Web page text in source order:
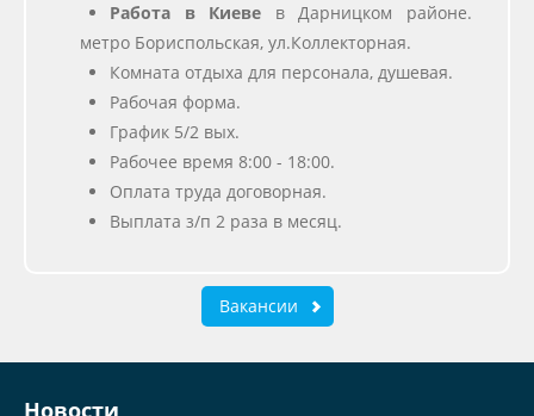
Работа в Киеве в Дарницком районе.
метро Бориспольская, ул.Коллекторная.
Комната отдыха для персонала, душевая.
Рабочая форма.
График 5/2 вых.
Рабочее время 8:00 - 18:00.
Оплата труда договорная.
Выплата з/п 2 раза в месяц.
Вакансии
Новости